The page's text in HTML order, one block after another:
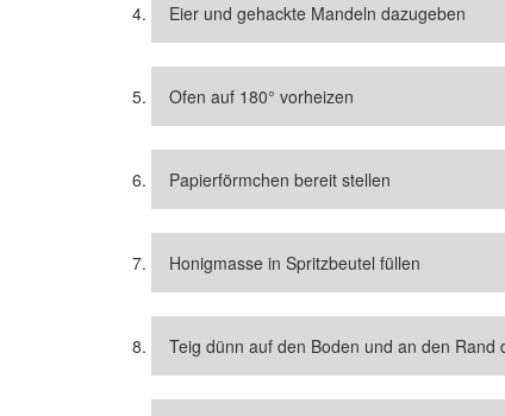
Eier und gehackte Mandeln dazugeben
Ofen auf 180° vorheizen
Papierförmchen bereit stellen
Honigmasse in Spritzbeutel füllen
Teig dünn auf den Boden und an den Rand